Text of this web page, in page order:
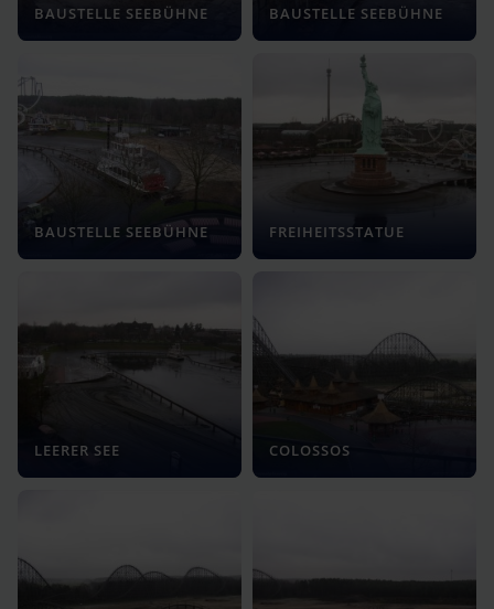
BAUSTELLE SEEBÜHNE BAUSTELLE SEEBÜHNE
BAUSTELLE SEEBÜHNE FREIHEITSSTATUE
LEERER SEE COLOSSOS